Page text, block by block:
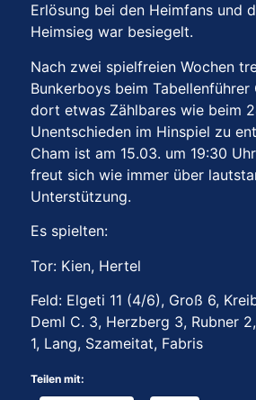
Erlösung bei den Heimfans und
Heimsieg war besiegelt.
Nach zwei spielfreien Wochen
Bunkerboys beim Tabellenführer
dort etwas Zählbares wie beim
Unentschieden im Hinspiel zu
Cham ist am 15.03. um 19:30
freut sich wie immer über
Unterstützung.
Es spielten:
Tor: Kien, Hertel
Feld: Elgeti 11 (4/6), Groß 6,
Deml C. 3, Herzberg 3, Rubner
1, Lang, Szameitat, Fabris
Teilen mit: